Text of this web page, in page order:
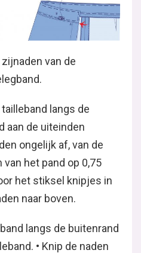
van de
langs de
aan de uiteinden
ongelijk af, van de
het pand op 0,75
het stiksel knipjes in
naar boven.
langs de buitenrand
• Knip de naden